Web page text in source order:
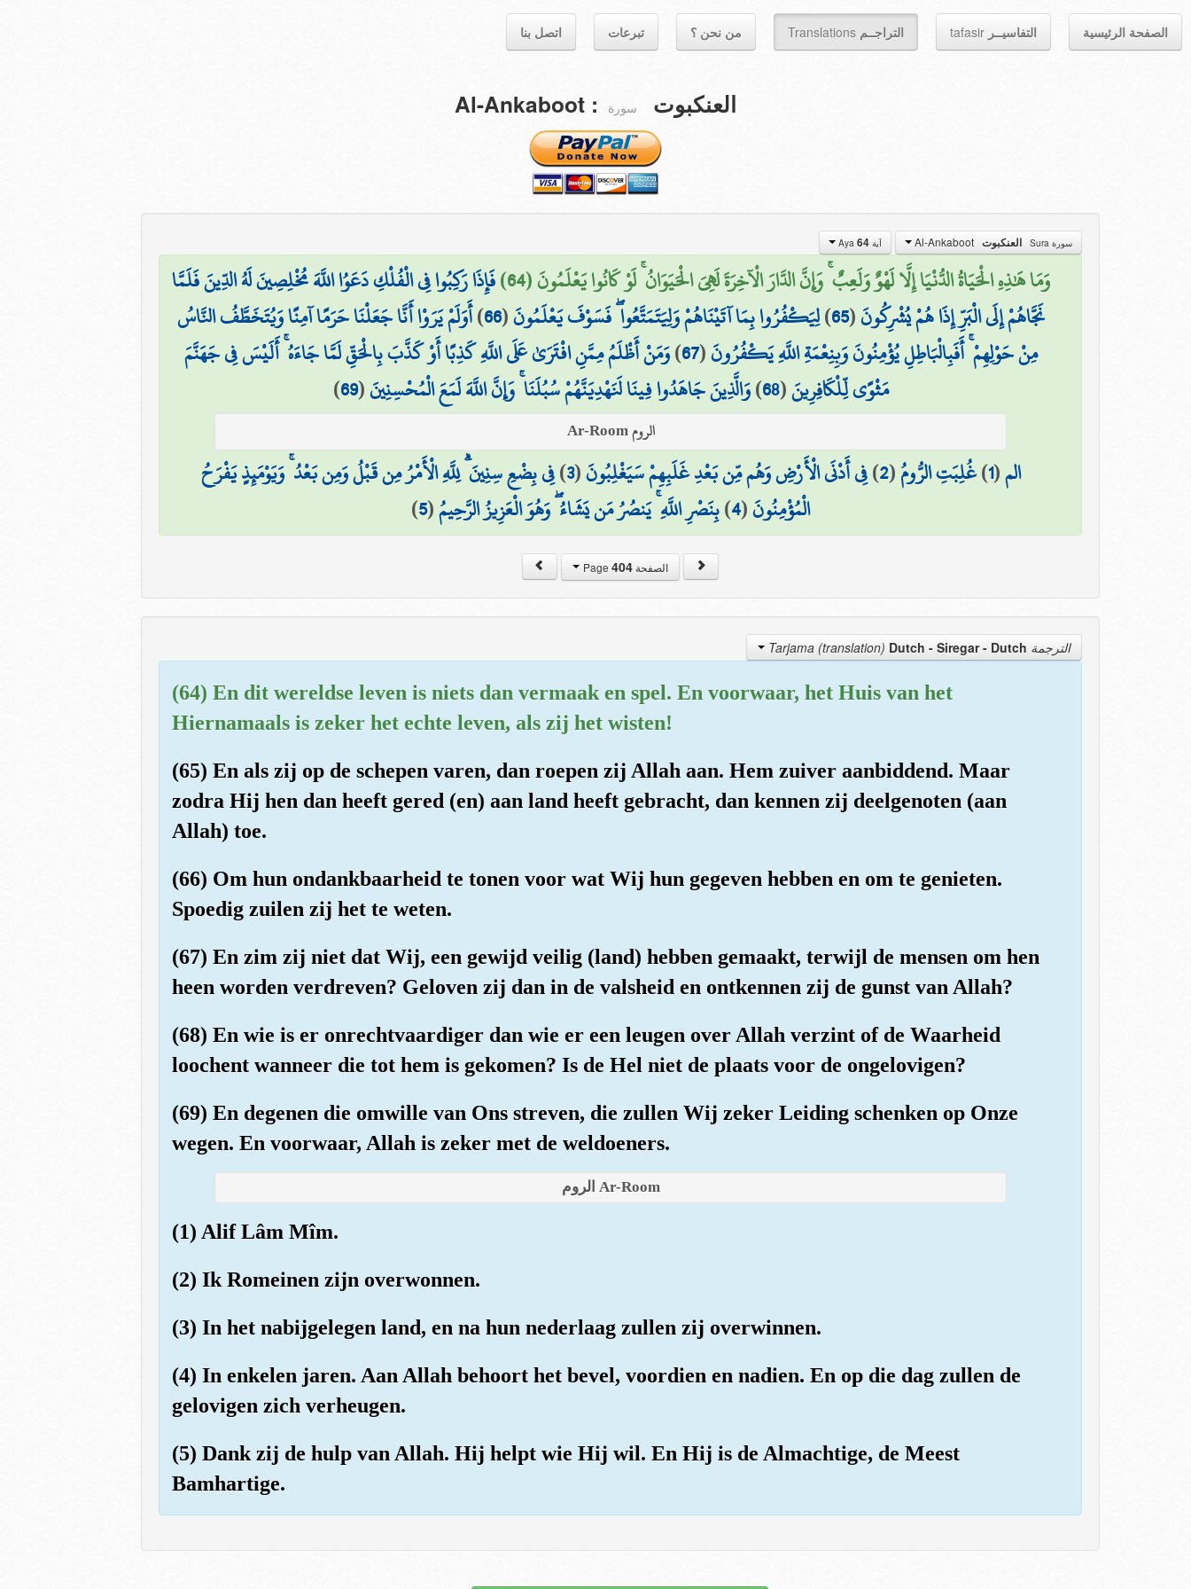
اتصل بنا تبرعات من نحن ؟ Translations التراجــم tafasir التفاسيــر الصفحة الرئيسية
العنكبوت سورة :
Al-Ankaboot
سورة Sura العنكبوت Al-Ankaboot آية Aya64
وَمَا هَٰذِهِ الْحَيَاةُ الدُّنْيَا إِلَّا لَهْوٌ وَلَعِبٌ ۚ وَإِنَّ الدَّارَ الْآخِرَةَ لَهِيَ الْحَيَوَانُ ۚ لَوْ كَانُوا يَعْلَمُونَ (64)
فَإِذَا رَكِبُوا فِي الْفُلْكِ دَعَوُا اللَّهَ مُخْلِصِينَ لَهُ الدِّينَ فَلَمَّا
نَجَّاهُمْ إِلَى الْبَرِّ إِذَا هُمْ يُشْرِكُونَ(
65
)لِيَكْفُرُوا بِمَا آتَيْنَاهُمْ وَلِيَتَمَتَّعُوا ۖ فَسَوْفَ يَعْلَمُونَ(
66
)أَوَلَمْ يَرَوْا أَنَّا جَعَلْنَا حَرَمًا آمِنًا وَيُتَخَطَّفُ النَّاسُ
مِنْ حَوْلِهِمْ ۚ أَفَبِالْبَاطِلِ يُؤْمِنُونَ وَبِنِعْمَةِ اللَّهِ يَكْفُرُونَ(
67
)وَمَنْ أَظْلَمُ مِمَّنِ افْتَرَىٰ عَلَى اللَّهِ كَذِبًا أَوْ كَذَّبَ بِالْحَقِّ لَمَّا جَاءَهُ ۚ أَلَيْسَ فِي جَهَنَّمَ
مَثْوًى لِّلْكَافِرِينَ(
68
)وَالَّذِينَ جَاهَدُوا فِينَا لَنَهْدِيَنَّهُمْ سُبُلَنَا ۚ وَإِنَّ اللَّهَ لَمَعَ الْمُحْسِنِينَ(
69
)
الروم Ar-Room
الم(
1
)غُلِبَتِ الرُّومُ(
2
)فِي أَدْنَى الْأَرْضِ وَهُم مِّن بَعْدِ غَلَبِهِمْ سَيَغْلِبُونَ(
3
)فِي بِضْعِ سِنِينَ ۗ لِلَّهِ الْأَمْرُ مِن قَبْلُ وَمِن بَعْدُ ۚ وَيَوْمَئِذٍ يَفْرَحُ
الْمُؤْمِنُونَ(
4
)بِنَصْرِ اللَّهِ ۚ يَنصُرُ مَن يَشَاءُ ۖ وَهُوَ الْعَزِيزُ الرَّحِيمُ(
5
)
الصفحة Page404
الترجمة Tarjama (translation) Dutch - Siregar- Dutch
(64) En dit wereldse leven is niets dan vermaak en spel. En voorwaar, het Huis van het
Hiernamaals is zeker het echte leven, als zij het wisten!
(65) En als zij op de schepen varen, dan roepen zij Allah aan. Hem zuiver aanbiddend. Maar
zodra Hij hen dan heeft gered (en) aan land heeft gebracht, dan kennen zij deelgenoten (aan
Allah) toe.
(66) Om hun ondankbaarheid te tonen voor wat Wij hun gegeven hebben en om te genieten.
Spoedig zuilen zij het te weten.
(67) En zim zij niet dat Wij, een gewijd veilig (land) hebben gemaakt, terwijl de mensen om hen
heen worden verdreven? Geloven zij dan in de valsheid en ontkennen zij de gunst van Allah?
(68) En wie is er onrechtvaardiger dan wie er een leugen over Allah verzint of de Waarheid
loochent wanneer die tot hem is gekomen? Is de Hel niet de plaats voor de ongelovigen?
(69) En degenen die omwille van Ons streven, die zullen Wij zeker Leiding schenken op Onze
wegen. En voorwaar, Allah is zeker met de weldoeners.
الروم Ar-Room
(1) Alif Lâm Mîm.
(2) Ik Romeinen zijn overwonnen.
(3) In het nabijgelegen land, en na hun nederlaag zullen zij overwinnen.
(4) In enkelen jaren. Aan Allah behoort het bevel, voordien en nadien. En op die dag zullen de
gelovigen zich verheugen.
(5) Dank zij de hulp van Allah. Hij helpt wie Hij wil. En Hij is de Almachtige, de Meest
Bamhartige.